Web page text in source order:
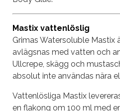
Mastix vattenlöslig
Grimas Watersoluble Mastix
avlägsnas med vatten och
Ullcrepe, skägg och
absolut inte användas nära
Vattenlösliga Mastix
en flakong om 100 ml med